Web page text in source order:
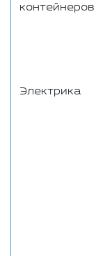
контейнеров
Электрика